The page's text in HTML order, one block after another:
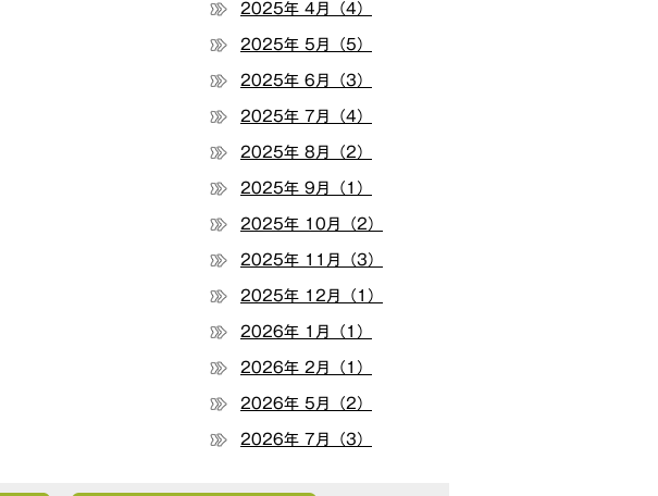
2025年 4月（4）
2025年 5月（5）
2025年 6月（3）
2025年 7月（4）
2025年 8月（2）
2025年 9月（1）
2025年 10月（2）
2025年 11月（3）
2025年 12月（1）
2026年 1月（1）
2026年 2月（1）
2026年 5月（2）
2026年 7月（3）